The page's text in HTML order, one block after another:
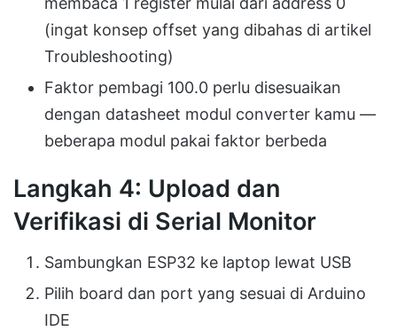
(ingat konsep offset yang dibahas di artikel
Troubleshooting)
Faktor pembagi 100.0 perlu disesuaikan
dengan datasheet modul converter kamu —
beberapa modul pakai faktor berbeda
Langkah 4: Upload dan
Verifikasi di Serial Monitor
Sambungkan ESP32 ke laptop lewat USB
Pilih board dan port yang sesuai di Arduino
IDE